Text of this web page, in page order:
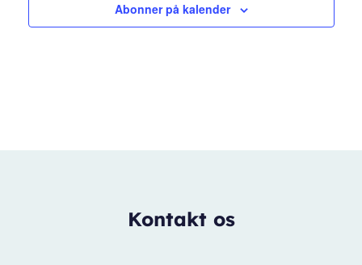
Abonner på kalender
Kontakt os